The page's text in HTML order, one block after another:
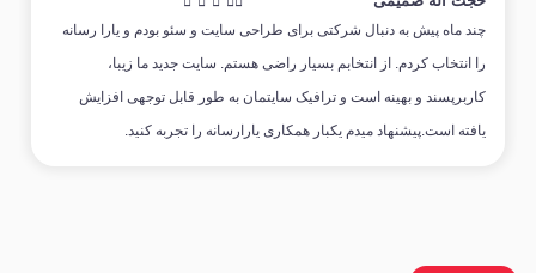
چند ماه پیش به دنبال شرکتی برای طراحی سایت و سئو بودم و یارا رسانه
را انتخاب کردم. از انتخابم بسیار راضی هستم. سایت جدید ما زیبا،
کاربرپسند و بهینه است و ترافیک سایتمان به طور قابل توجهی افزایش
یافته است.پیشنهاد میدم یکبار همکاری یارارسانه را تجربه کنید.